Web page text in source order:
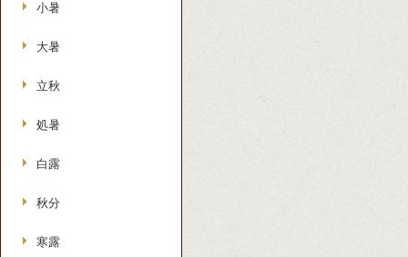
小暑
大暑
立秋
処暑
白露
秋分
寒露